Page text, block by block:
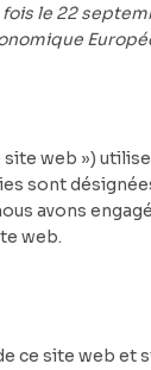
le 22
site web »)
sont
avons
web.
ce site web et